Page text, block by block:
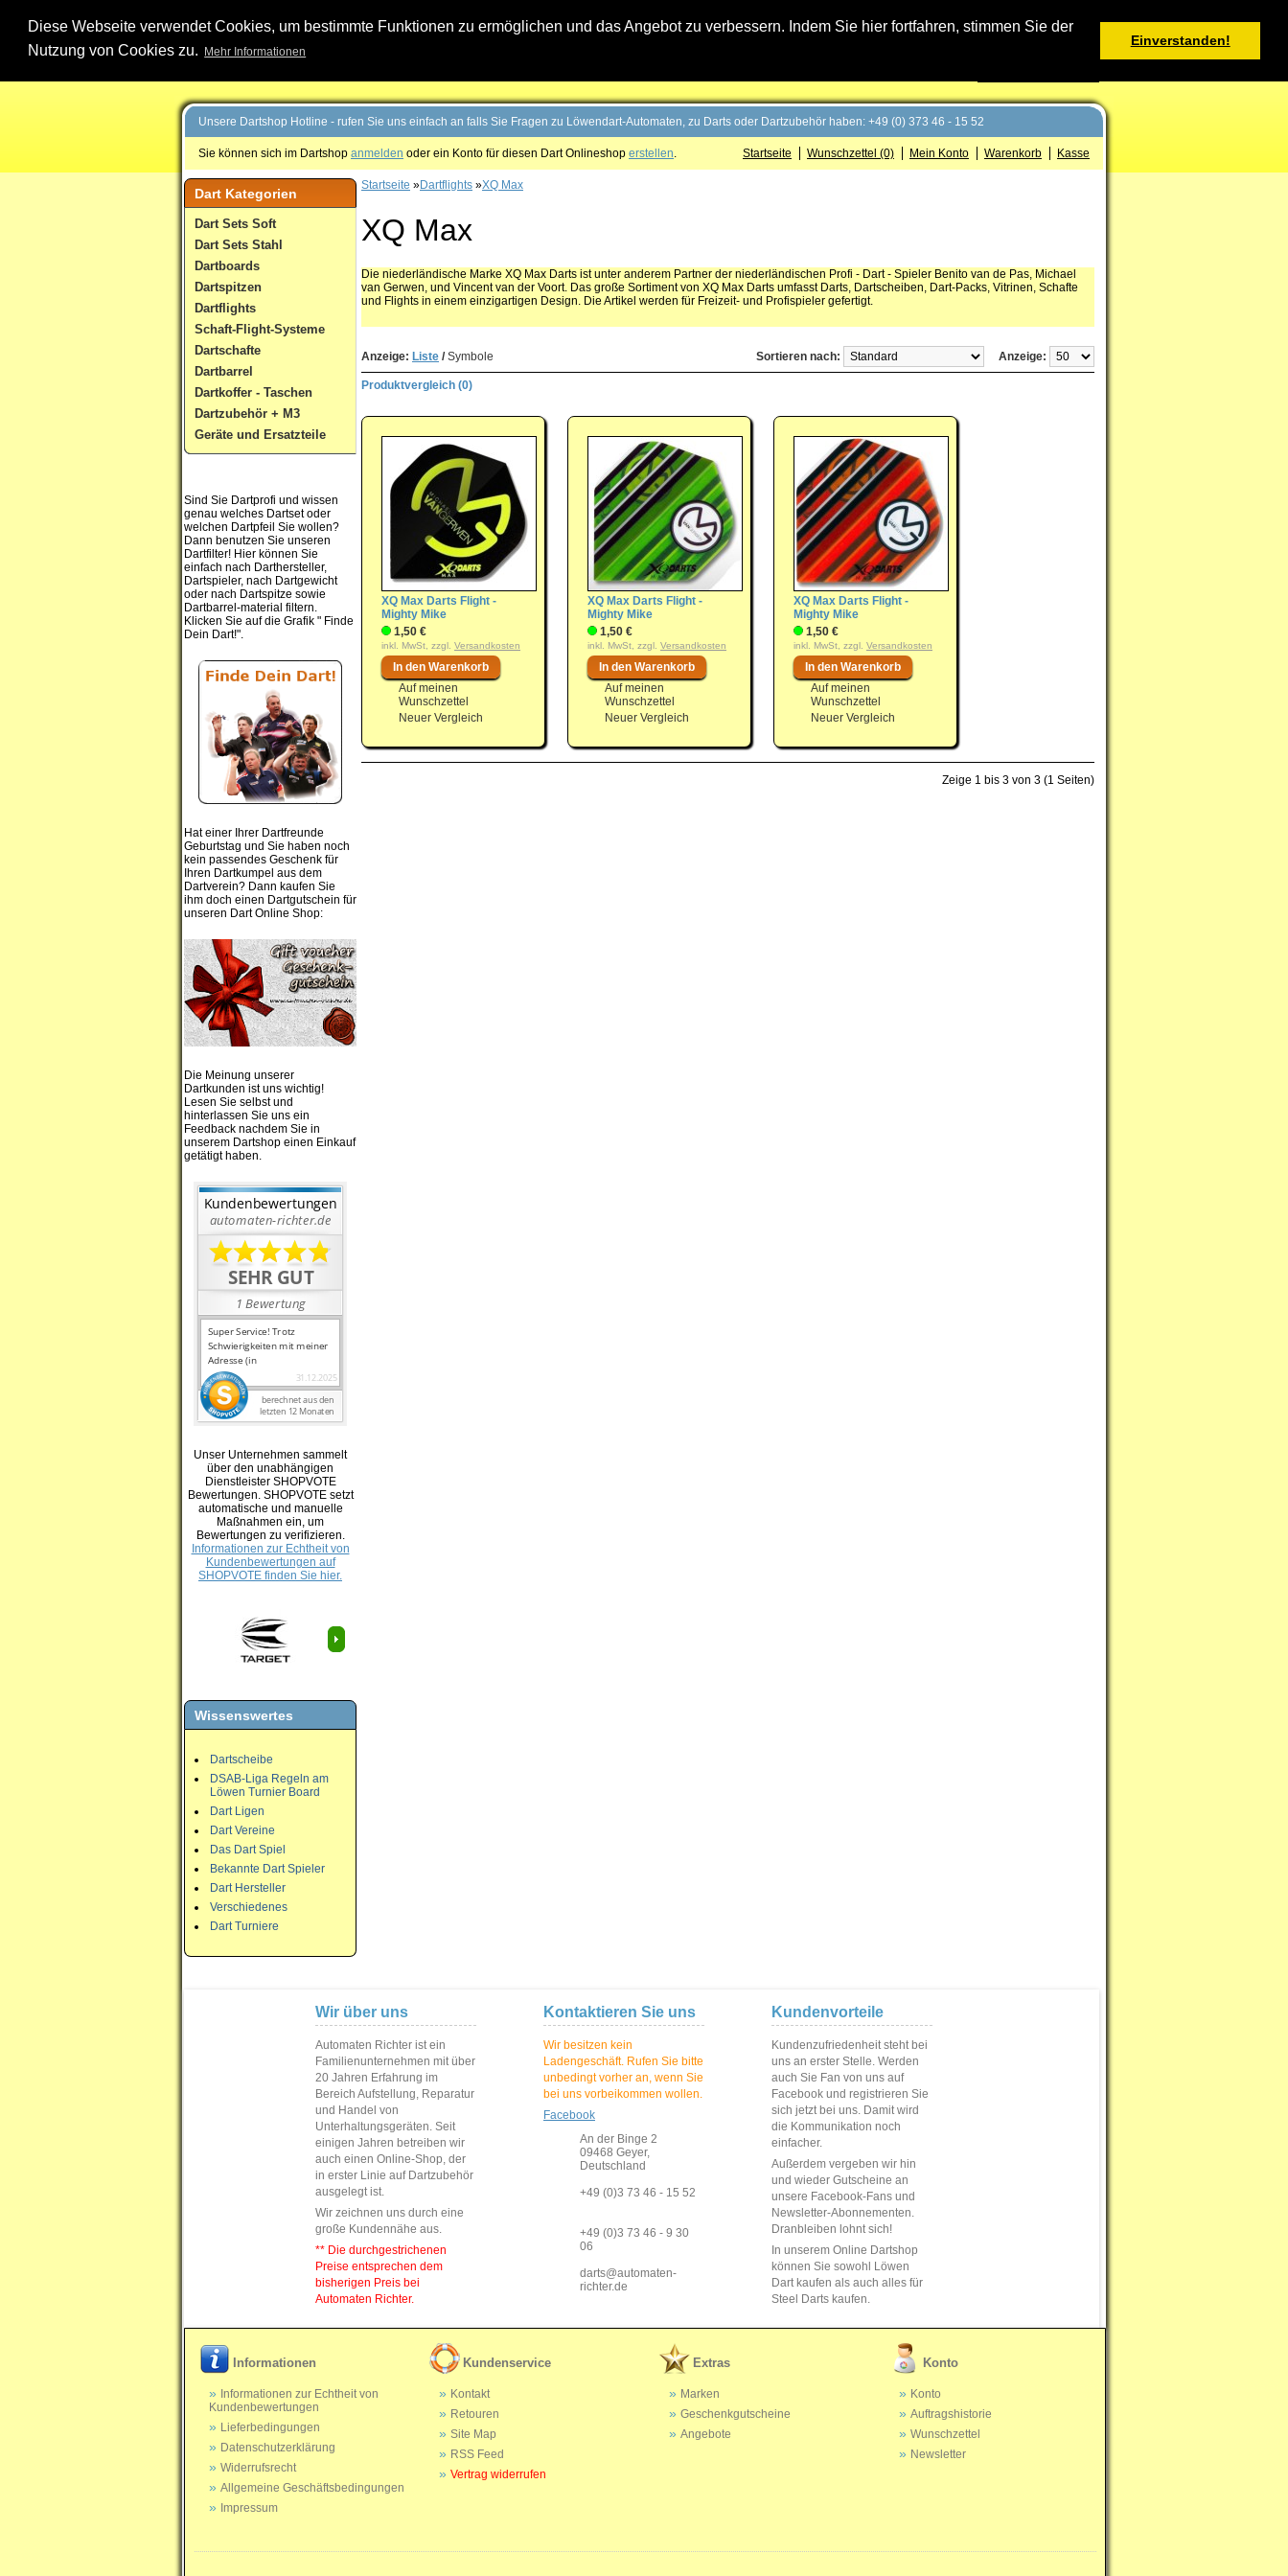
Diese Webseite verwendet Cookies, um bestimmte Funktionen zu ermöglichen und das Angebot zu verbessern. Indem Sie hier fortfahren, stimmen Sie der
Nutzung von Cookies zu.
Mehr Informationen
Einverstanden!
Warenkorb
Unsere Dartshop Hotline - rufen Sie uns einfach an falls Sie Fragen zu Löwendart-Automaten, zu Darts oder Dartzubehör haben: +49 (0) 373 46 - 15 52
Sie können sich im Dartshop anmelden oder ein Konto für diesen Dart Onlineshop erstellen. Startseite Wunschzettel (0) Mein Konto Warenkorb Kasse
Dart Kategorien
Dart Sets Soft
Dart Sets Stahl
Dartboards
Dartspitzen
Dartflights
Schaft-Flight-Systeme
Dartschafte
Dartbarrel
Dartkoffer - Taschen
Dartzubehör + M3
Geräte und Ersatzteile
Sind Sie Dartprofi und wissen
genau welches Dartset oder
welchen Dartpfeil Sie wollen?
Dann benutzen Sie unseren
Dartfilter! Hier können Sie
einfach nach Darthersteller,
Dartspieler, nach Dartgewicht
oder nach Dartspitze sowie
Dartbarrel-material filtern.
Klicken Sie auf die Grafik " Finde
Dein Dart!".
Hat einer Ihrer Dartfreunde
Geburtstag und Sie haben noch
kein passendes Geschenk für
Ihren Dartkumpel aus dem
Dartverein? Dann kaufen Sie
ihm doch einen Dartgutschein für
unseren Dart Online Shop:
Die Meinung unserer
Dartkunden ist uns wichtig!
Lesen Sie selbst und
hinterlassen Sie uns ein
Feedback nachdem Sie in
unserem Dartshop einen Einkauf
getätigt haben.
Unser Unternehmen sammelt
über den unabhängigen
Dienstleister SHOPVOTE
Bewertungen. SHOPVOTE setzt
automatische und manuelle
Maßnahmen ein, um
Bewertungen zu verifizieren.
Informationen zur Echtheit von
Kundenbewertungen auf
SHOPVOTE finden Sie hier.
Wissenswertes
Dartscheibe
DSAB-Liga Regeln am
Löwen Turnier Board
Dart Ligen
Dart Vereine
Das Dart Spiel
Bekannte Dart Spieler
Dart Hersteller
Verschiedenes
Dart Turniere
Startseite »Dartflights »XQ Max
XQ Max
Die niederländische Marke XQ Max Darts ist unter anderem Partner der niederländischen Profi - Dart - Spieler Benito van de Pas, Michael
van Gerwen, und Vincent van der Voort. Das große Sortiment von XQ Max Darts umfasst Darts, Dartscheiben, Dart-Packs, Vitrinen, Schafte
und Flights in einem einzigartigen Design. Die Artikel werden für Freizeit- und Profispieler gefertigt.
Anzeige: Liste /Symbole Anzeige:
Sortieren nach:
Produktvergleich (0)
XQ Max Darts Flight -
Mighty Mike
1,50 €
inkl. MwSt, zzgl. Versandkosten
Auf meinen
Wunschzettel
Neuer Vergleich
XQ Max Darts Flight -
Mighty Mike
1,50 €
inkl. MwSt, zzgl. Versandkosten
Auf meinen
Wunschzettel
Neuer Vergleich
XQ Max Darts Flight -
Mighty Mike
1,50 €
inkl. MwSt, zzgl. Versandkosten
Auf meinen
Wunschzettel
Neuer Vergleich
Zeige 1 bis 3 von 3 (1 Seiten)
Wir über uns
Automaten Richter ist ein
Familienunternehmen mit über
20 Jahren Erfahrung im
Bereich Aufstellung, Reparatur
und Handel von
Unterhaltungsgeräten. Seit
einigen Jahren betreiben wir
auch einen Online-Shop, der
in erster Linie auf Dartzubehör
ausgelegt ist.
Wir zeichnen uns durch eine
große Kundennähe aus.
** Die durchgestrichenen
Preise entsprechen dem
bisherigen Preis bei
Automaten Richter.
Kontaktieren Sie uns
Wir besitzen kein
Ladengeschäft. Rufen Sie bitte
unbedingt vorher an, wenn Sie
bei uns vorbeikommen wollen.
Facebook
An der Binge 2
09468 Geyer,
Deutschland
+49 (0)3 73 46 - 15 52
+49 (0)3 73 46 - 9 30
06
darts@automaten-
richter.de
Kundenvorteile
Kundenzufriedenheit steht bei
uns an erster Stelle. Werden
auch Sie Fan von uns auf
Facebook und registrieren Sie
sich jetzt bei uns. Damit wird
die Kommunikation noch
einfacher.
Außerdem vergeben wir hin
und wieder Gutscheine an
unsere Facebook-Fans und
Newsletter-Abonnementen.
Dranbleiben lohnt sich!
In unserem Online Dartshop
können Sie sowohl Löwen
Dart kaufen als auch alles für
Steel Darts kaufen.
Informationen
Informationen zur Echtheit von
Kundenbewertungen
Lieferbedingungen
Datenschutzerklärung
Widerrufsrecht
Allgemeine Geschäftsbedingungen
Impressum
Kundenservice
Kontakt
Retouren
Site Map
RSS Feed
Vertrag widerrufen
Extras
Marken
Geschenkgutscheine
Angebote
Konto
Konto
Auftragshistorie
Wunschzettel
Newsletter